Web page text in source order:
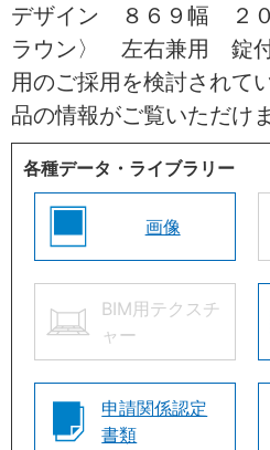
デザイン ８６９幅 ２
ラウン〉 左右兼用 錠
用のご採用を検討されて
品の情報がご覧いただけ
各種データ・ライブラリー
画像
BIM用テクスチ
ャー
申請関係認定
書類